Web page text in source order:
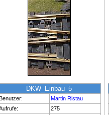
DKW_Einbau_5
Martin Ristau
275